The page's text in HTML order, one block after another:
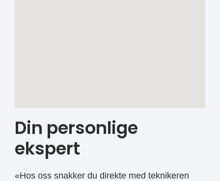
Din personlige
ekspert
«Hos oss snakker du direkte med teknikeren